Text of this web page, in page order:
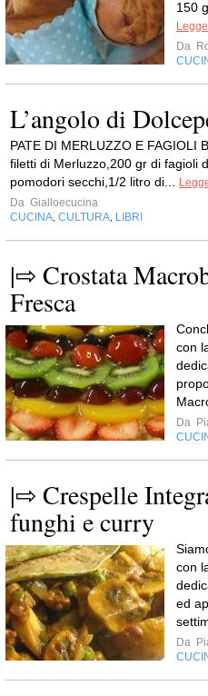
150
Da
L’angolo di
PATE DI MERLUZZO E
filetti di Merluzzo,200 gr di fagioli
pomodori secchi,1/2 litro di...
Da Gialloecucina
CUCINA CULTURA LIBRI
|⇨ Crostata
Fresca
con
Da
|⇨ Crespelle
funghi e curry
con
ed
Da